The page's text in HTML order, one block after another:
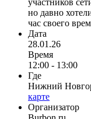
участников
но давно
час своего
Дата
28.01.26
Время
12:00 - 13:00
Где
Нижний
карте
Организатор